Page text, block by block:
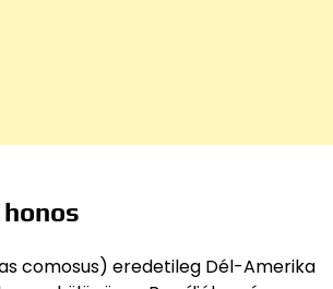
comosus) eredetileg Dél-Amerika